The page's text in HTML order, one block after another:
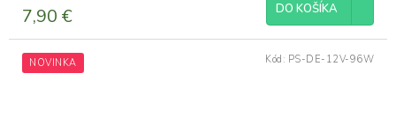
7,90 € DO KOŠÍKA
NOVINKA Kód: PS-DE-12V-96W